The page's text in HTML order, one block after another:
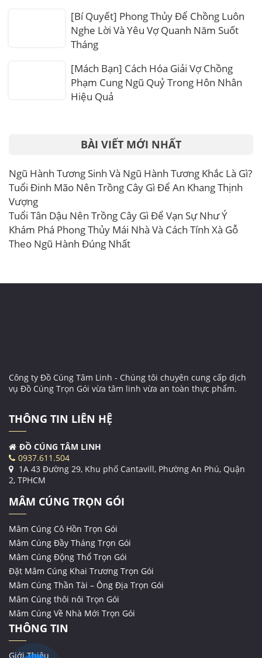
[Bí Quyết] Phong Thủy Để Chồng Luôn
Nghe Lời Và Yêu Vợ Quanh Năm Suốt
Tháng
[Mách Bạn] Cách Hóa Giải Vợ Chồng
Phạm Cung Ngũ Quỷ Trong Hôn Nhân
Hiệu Quả
BÀI VIẾT MỚI NHẤT
Ngũ Hành Tương Sinh Và Ngũ Hành Tương Khắc Là Gì?
Tuổi Đinh Mão Nên Trồng Cây Gì Để An Khang Thịnh
Vượng
Tuổi Tân Dậu Nên Trồng Cây Gì Để Vạn Sự Như Ý
Khám Phá Phong Thủy Mái Nhà Và Cách Tính Xà Gỗ
Theo Ngũ Hành Đúng Nhất
Công ty Đồ Cúng Tâm Linh - Chúng tôi chuyên cung cấp dịch
vụ Đồ Cúng Trọn Gói vừa tâm linh vừa an toàn thực phẩm.
THÔNG TIN LIÊN HỆ
ĐỒ CÚNG TÂM LINH
0937.611.504
1A 43 Đường 29, Khu phố Cantavill, Phường An Phú, Quận
2, TPHCM
MÂM CÚNG TRỌN GÓI
Mâm Cúng Cô Hồn Trọn Gói
Mâm Cúng Đầy Tháng Trọn Gói
Mâm Cúng Động Thổ Trọn Gói
Đặt Mâm Cúng Khai Trương Trọn Gói
Mâm Cúng Thần Tài – Ông Địa Trọn Gói
Mâm Cúng thôi nôi Trọn Gói
Mâm Cúng Về Nhà Mới Trọn Gói
THÔNG TIN
Giới Thiệu